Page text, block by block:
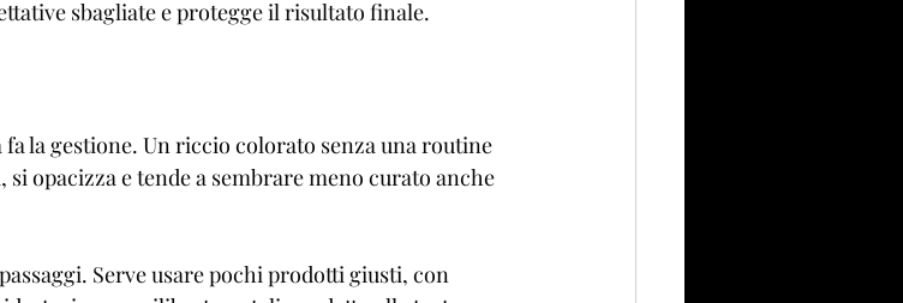
sbagliate e protegge il risultato finale.
la gestione. Un riccio colorato senza una routine
opacizza e tende a sembrare meno curato anche
Serve usare pochi prodotti giusti, con